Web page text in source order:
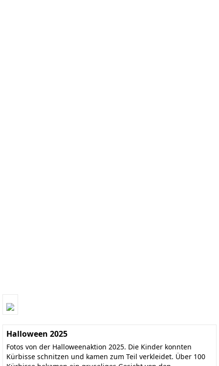
Halloween 2025
Fotos von der Halloweenaktion 2025. Die Kinder konnten
Kürbisse schnitzen und kamen zum Teil verkleidet. Über 100